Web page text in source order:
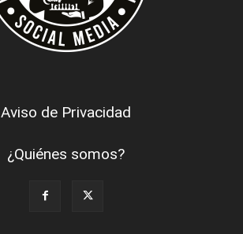
Aviso de Privacidad
¿Quiénes somos?